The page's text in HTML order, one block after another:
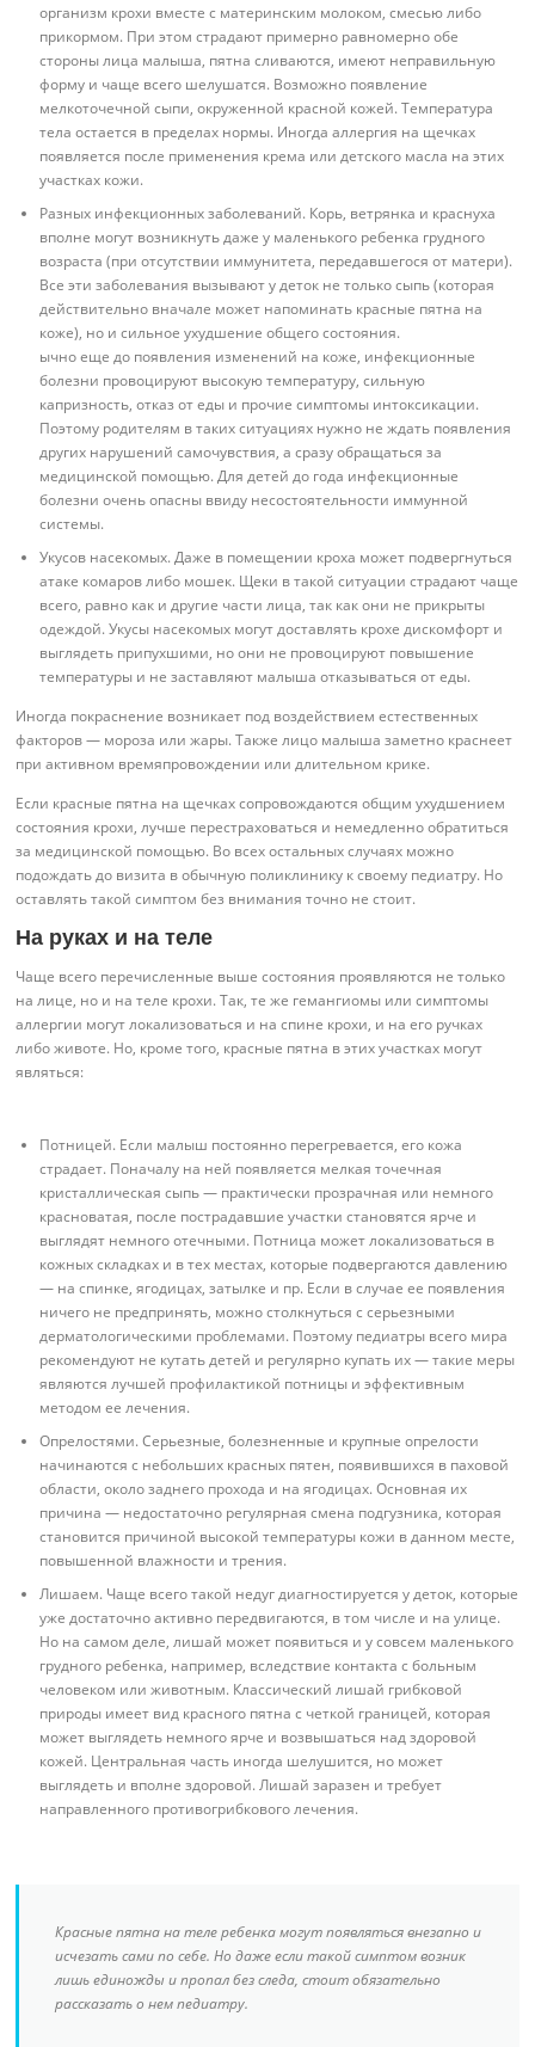
организм крохи вместе с материнским молоком, смесью либо
прикормом. При этом страдают примерно равномерно обе
стороны лица малыша, пятна сливаются, имеют неправильную
форму и чаще всего шелушатся. Возможно появление
мелкоточечной сыпи, окруженной красной кожей. Температура
тела остается в пределах нормы. Иногда аллергия на щечках
появляется после применения крема или детского масла на этих
участках кожи.
Разных инфекционных заболеваний. Корь, ветрянка и краснуха
вполне могут возникнуть даже у маленького ребенка грудного
возраста (при отсутствии иммунитета, передавшегося от матери).
Все эти заболевания вызывают у деток не только сыпь (которая
действительно вначале может напоминать красные пятна на
коже), но и сильное ухудшение общего состояния.
ычно еще до появления изменений на коже, инфекционные
болезни провоцируют высокую температуру, сильную
капризность, отказ от еды и прочие симптомы интоксикации.
Поэтому родителям в таких ситуациях нужно не ждать появления
других нарушений самочувствия, а сразу обращаться за
медицинской помощью. Для детей до года инфекционные
болезни очень опасны ввиду несостоятельности иммунной
системы.
Укусов насекомых. Даже в помещении кроха может подвергнуться
атаке комаров либо мошек. Щеки в такой ситуации страдают чаще
всего, равно как и другие части лица, так как они не прикрыты
одеждой. Укусы насекомых могут доставлять крохе дискомфорт и
выглядеть припухшими, но они не провоцируют повышение
температуры и не заставляют малыша отказываться от еды.
Иногда покраснение возникает под воздействием естественных
факторов — мороза или жары. Также лицо малыша заметно краснеет
при активном времяпровождении или длительном крике.
Если красные пятна на щечках сопровождаются общим ухудшением
состояния крохи, лучше перестраховаться и немедленно обратиться
за медицинской помощью. Во всех остальных случаях можно
подождать до визита в обычную поликлинику к своему педиатру. Но
оставлять такой симптом без внимания точно не стоит.
На руках и на теле
Чаще всего перечисленные выше состояния проявляются не только
на лице, но и на теле крохи. Так, те же гемангиомы или симптомы
аллергии могут локализоваться и на спине крохи, и на его ручках
либо животе. Но, кроме того, красные пятна в этих участках могут
являться:
Потницей. Если малыш постоянно перегревается, его кожа
страдает. Поначалу на ней появляется мелкая точечная
кристаллическая сыпь — практически прозрачная или немного
красноватая, после пострадавшие участки становятся ярче и
выглядят немного отечными. Потница может локализоваться в
кожных складках и в тех местах, которые подвергаются давлению
— на спинке, ягодицах, затылке и пр. Если в случае ее появления
ничего не предпринять, можно столкнуться с серьезными
дерматологическими проблемами. Поэтому педиатры всего мира
рекомендуют не кутать детей и регулярно купать их — такие меры
являются лучшей профилактикой потницы и эффективным
методом ее лечения.
Опрелостями. Серьезные, болезненные и крупные опрелости
начинаются с небольших красных пятен, появившихся в паховой
области, около заднего прохода и на ягодицах. Основная их
причина — недостаточно регулярная смена подгузника, которая
становится причиной высокой температуры кожи в данном месте,
повышенной влажности и трения.
Лишаем. Чаще всего такой недуг диагностируется у деток, которые
уже достаточно активно передвигаются, в том числе и на улице.
Но на самом деле, лишай может появиться и у совсем маленького
грудного ребенка, например, вследствие контакта с больным
человеком или животным. Классический лишай грибковой
природы имеет вид красного пятна с четкой границей, которая
может выглядеть немного ярче и возвышаться над здоровой
кожей. Центральная часть иногда шелушится, но может
выглядеть и вполне здоровой. Лишай заразен и требует
направленного противогрибкового лечения.
Красные пятна на теле ребенка могут появляться внезапно и
исчезать сами по себе. Но даже если такой симптом возник
лишь единожды и пропал без следа, стоит обязательно
рассказать о нем педиатру.